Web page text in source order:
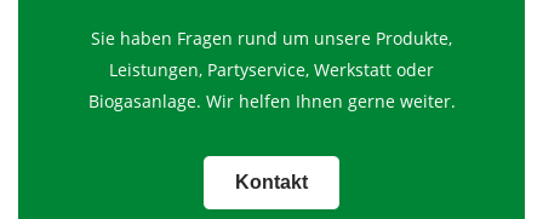
Sie haben Fragen rund um unsere Produkte,
Leistungen, Partyservice, Werkstatt oder
Biogasanlage. Wir helfen Ihnen gerne weiter.
Kontakt